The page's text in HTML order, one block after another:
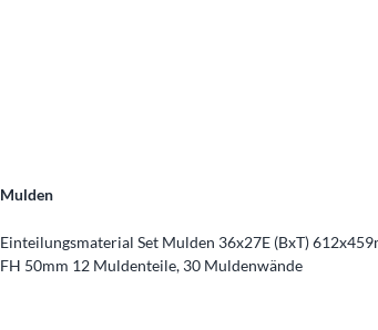
Mulden
Einteilungsmaterial Set Mulden 36x27E (BxT)
FH 50mm 12 Muldenteile, 30 Muldenwände